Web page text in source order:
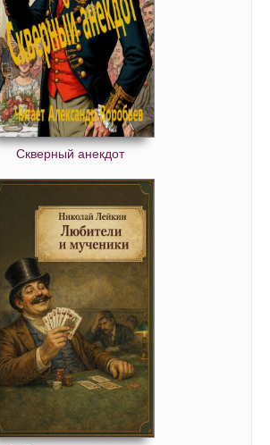
Скверный анекдот